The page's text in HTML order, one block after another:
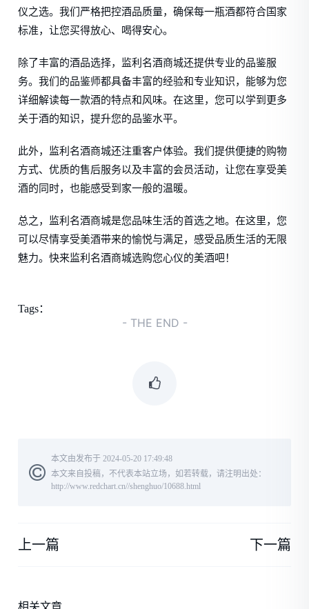
仪之选。我们严格把控酒品质量，确保每一瓶酒都符合国家
标准，让您买得放心、喝得安心。
除了丰富的酒品选择，监利名酒商城还提供专业的品鉴服
务。我们的品鉴师都具备丰富的经验和专业知识，能够为您
详细解读每一款酒的特点和风味。在这里，您可以学到更多
关于酒的知识，提升您的品鉴水平。
此外，监利名酒商城还注重客户体验。我们提供便捷的购物
方式、优质的售后服务以及丰富的会员活动，让您在享受美
酒的同时，也能感受到家一般的温暖。
总之，监利名酒商城是您品味生活的首选之地。在这里，您
可以尽情享受美酒带来的愉悦与满足，感受品质生活的无限
魅力。快来监利名酒商城选购您心仪的美酒吧！
Tags：
- THE END -
本文由发布于 2024-05-20 17:49:48
本文来自投稿，不代表本站立场，如若转载，请注明出处：
http://www.redchart.cn//shenghuo/10688.html
上一篇 下一篇
相关文章